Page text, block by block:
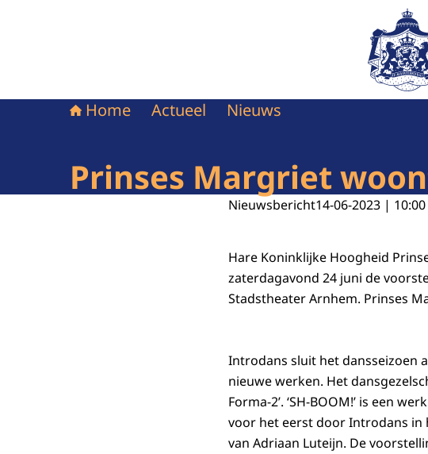
Naar de
Home Actueel Nieuws
Prinses Margriet
Nieuwsbericht14-06-2023 | 10:00
Hare Koninklijke Hoogheid
zaterdagavond 24 juni de
Stadstheater Arnhem. Prinses
Introdans sluit het dansseizoen
nieuwe werken. Het
Forma-2’. ‘SH-BOOM!’ is een
voor het eerst door Introdans in
van Adriaan Luteijn. De